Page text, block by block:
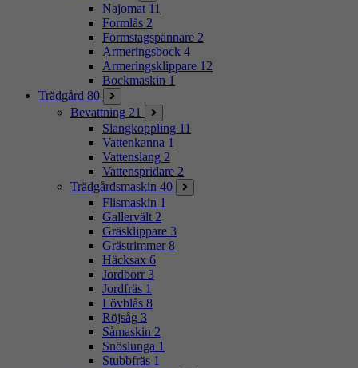
Najomat 11
Formlås 2
Formstagspännare 2
Armeringsbock 4
Armeringsklippare 12
Bockmaskin 1
Trädgård 80
Bevattning 21
Slangkoppling 11
Vattenkanna 1
Vattenslang 2
Vattenspridare 2
Trädgårdsmaskin 40
Flismaskin 1
Gallervält 2
Gräsklippare 3
Grästrimmer 8
Häcksax 6
Jordborr 3
Jordfräs 1
Lövblås 8
Röjsåg 3
Såmaskin 2
Snöslunga 1
Stubbfräs 1